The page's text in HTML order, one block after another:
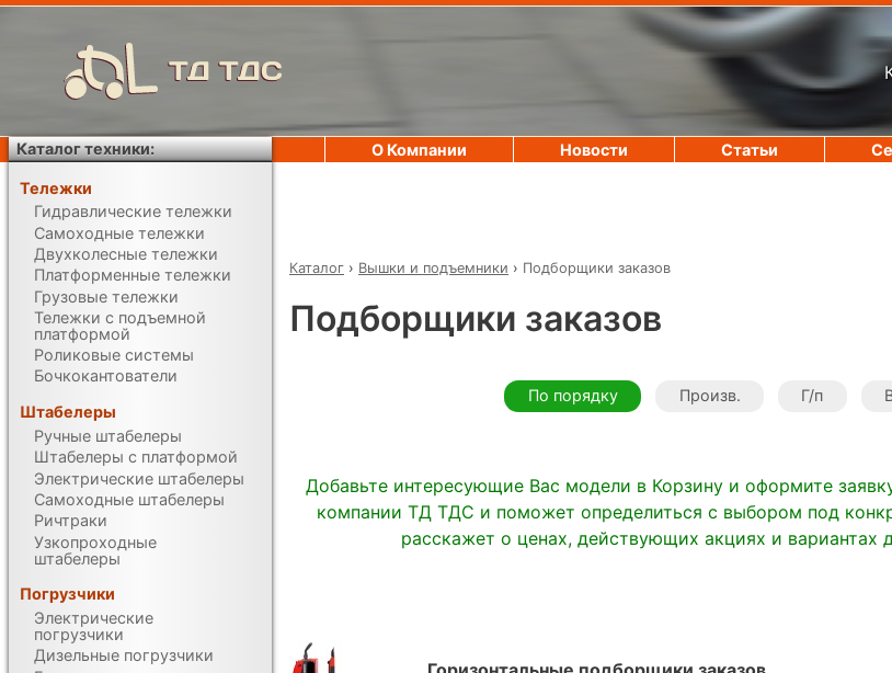
ТД ТДС
Каталог › Вышки и подъемники › Подборщики заказов
Подборщики заказов
По порядку Произв. Г/п
Добавьте интересующие Вас модели в Корзину и оформите
компании ТД ТДС и поможет определиться с выбором под
расскажет о ценах, действующих акциях и вариантах
О Компании Новости Статьи
Каталог техники:
Тележки
Гидравлические тележки
Самоходные тележки
Двухколесные тележки
Платформенные тележки
Грузовые тележки
Тележки с подъемной
платформой
Роликовые системы
Бочкокантователи
Штабелеры
Ручные штабелеры
Штабелеры с платформой
Электрические штабелеры
Самоходные штабелеры
Ричтраки
Узкопроходные
штабелеры
Погрузчики
Электрические
погрузчики
Дизельные погрузчики